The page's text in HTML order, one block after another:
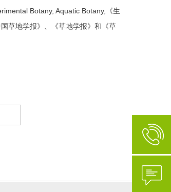
Botany, Aquatic Botany,《生
草地学报》、《草地学报》和《草